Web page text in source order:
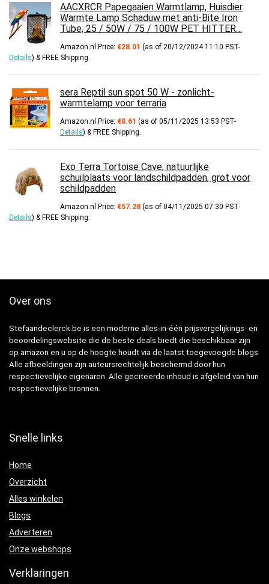
AACXRCR Papegaaien Warmtlamp, Huisdier
Warmte Lamp Schaduw met anti-Bite Iron
Tube, 25 / 50W / 75 / 100W PET HITTER…
Amazon.nl Price: €28.01 (as of 20/12/2024 11:10 PST-
Details) &FREE Shipping.
sera Reptil sun spot 50 W - zonlicht-
warmtelamp voor terraria
Amazon.nl Price: €8.61 (as of 05/11/2025 13:53 PST-
Details) &FREE Shipping.
Exo Terra Tortoise Cave, natuurlijke
schuilplaats voor landschildpadden, grot voor
schildpadden
Amazon.nl Price: €57.28 (as of 04/11/2025 07:30 PST-
Details) &FREE Shipping.
Over ons
Stefaandeclerck.be is een moderne alles-in-één prijsvergelijkings- en
beoordelingswebsite die de beste deals biedt die beschikbaar zijn
op amazon en u op de hoogte houdt via de laatst toegevoegde blogs.
Alle afbeeldingen zijn auteursrechtelijk beschermd door hun
respectievelijke eigenaren. Alle geciteerde inhoud is afgeleid van hun
respectievelijke bronnen.
Snelle links
Home
Overzicht
Alles winkelen
Blogs
Adverteren
Onze webshops
Verklaringen